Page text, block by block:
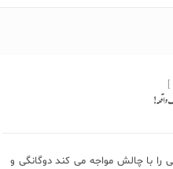
را با چالش مواجه می کند دوگانگی و